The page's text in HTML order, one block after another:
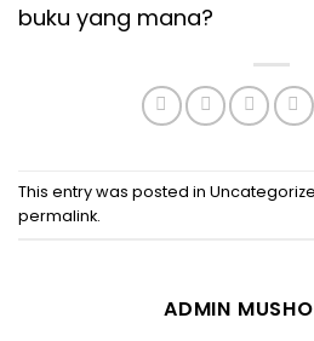
buku yang mana?
This entry was posted in
permalink.
ADMIN